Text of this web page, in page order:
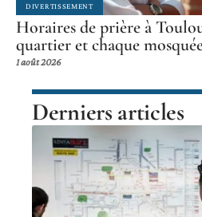
DIVERTISSEMENT
Horaires de prière à
quartier et chaque
1 août 2026
Derniers articles